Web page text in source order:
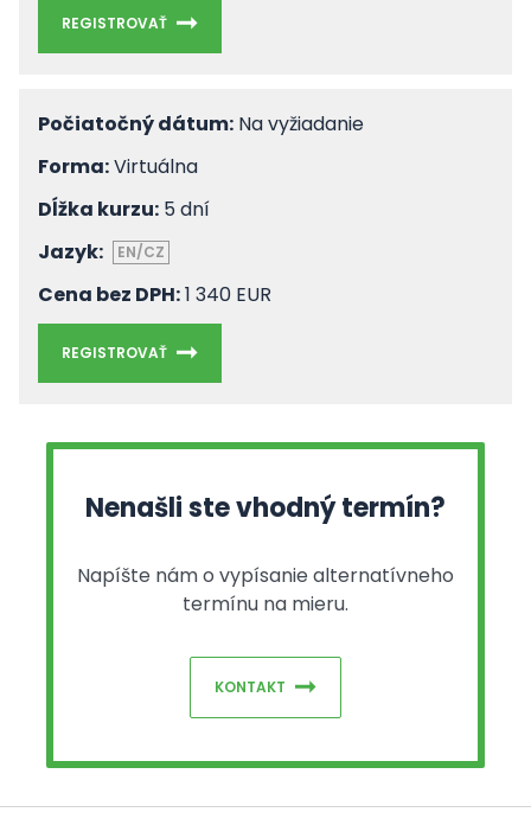
REGISTROVAŤ
Počiatočný dátum: Na vyžiadanie
Forma:Virtuálna
Dĺžka kurzu: 5 dní
Jazyk:
EN/CZ
Cena bez DPH:1 340 EUR
REGISTROVAŤ
Nenašli ste vhodný termín?
Napíšte nám o vypísanie alternatívneho
termínu na mieru.
KONTAKT